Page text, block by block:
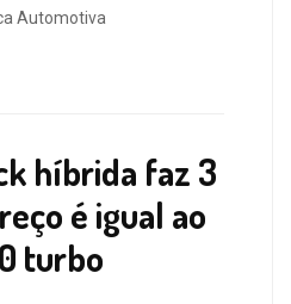
Automotiva
híbrida faz 3
é igual ao
turbo